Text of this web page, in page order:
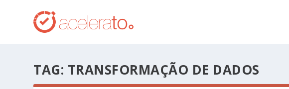
TAG: TRANSFORMAÇÃO DE DADOS